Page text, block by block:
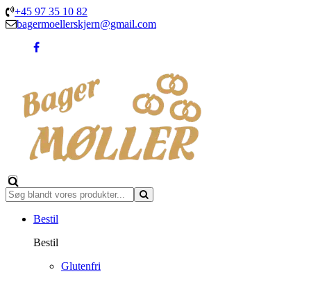
+45 97 35 10 82
bagermoellerskjern@gmail.com
Bestil
Bestil
Glutenfri